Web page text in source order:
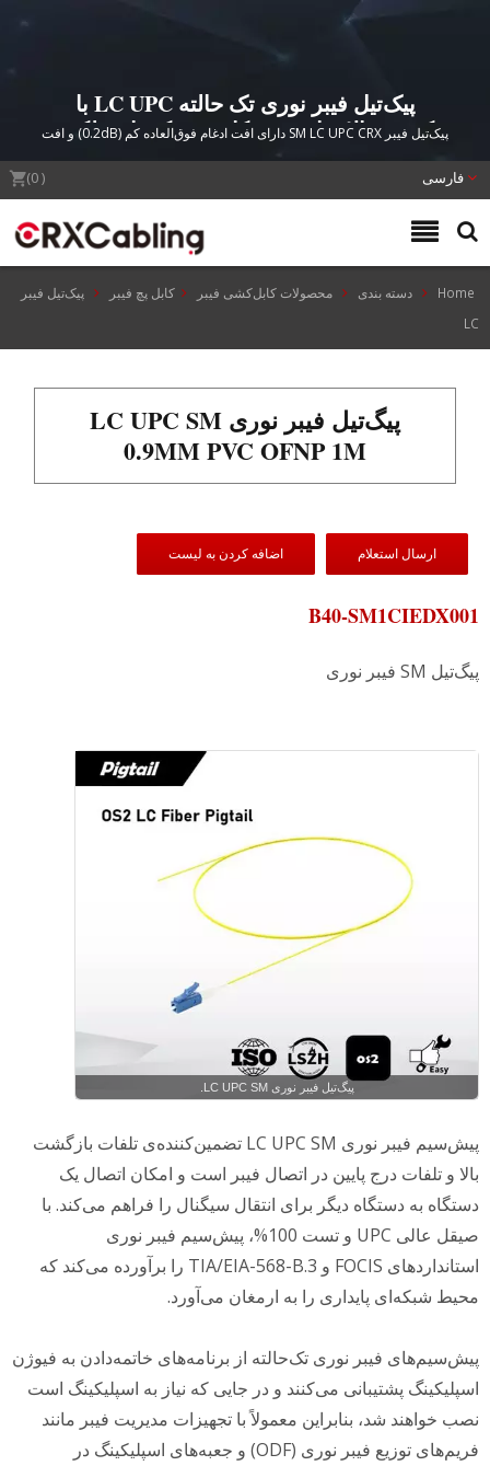
پیک‌تیل فیبر نوری تک حالته LC UPC با
کیفیت بالا برای جوشکاری شبکه با عملکرد
بالا
پیک‌تیل فیبر SM LC UPC CRX دارای افت ادغام فوق‌العاده کم (0.2dB) و افت
برگشتی استثنایی (55dB) است که برای جوشکاری مطمئن در کاربردهای مخابراتی،
طراحی شده است.
(
) فارسی
Home دسته بندی محصولات کابل‌کشی فیبر کابل پچ فیبر
پیک‌تیل فیبر
LC
پیگ‌تیل فیبر نوری LC UPC SM
0.9MM PVC OFNP 1M
ارسال استعلام اضافه کردن به لیست
B40-SM1CIEDX001
پیگ‌تیل SM فیبر نوری
پیگ‌تیل فیبر نوری LC UPC SM.
پیش‌سیم فیبر نوری LC UPC SM تضمین‌کننده‌ی تلفات بازگشت
بالا و تلفات درج پایین در اتصال فیبر است و امکان اتصال یک
دستگاه به دستگاه دیگر برای انتقال سیگنال را فراهم می‌کند. با
صیقل عالی UPC و تست 100%، پیش‌سیم فیبر نوری
استانداردهای FOCIS و TIA/EIA-568-B.3 را برآورده می‌کند که
محیط شبکه‌ای پایداری را به ارمغان می‌آورد.
پیش‌سیم‌های فیبر نوری تک‌حالته از برنامه‌های خاتمه‌دادن به فیوژن
اسپلیکینگ پشتیبانی می‌کنند و در جایی که نیاز به اسپلیکینگ است
نصب خواهند شد، بنابراین معمولاً با تجهیزات مدیریت فیبر مانند
فریم‌های توزیع فیبر نوری (ODF) و جعبه‌های اسپلیکینگ در